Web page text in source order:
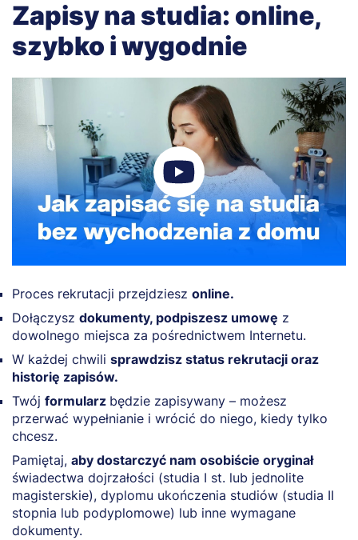
Zapisy na studia: online,
szybko i wygodnie
Proces rekrutacji przejdziesz online.
Dołączysz dokumenty, podpiszesz umowę z
dowolnego miejsca za pośrednictwem Internetu.
W każdej chwili sprawdzisz status rekrutacji oraz
historię zapisów.
Twój formularz będzie zapisywany – możesz
przerwać wypełnianie i wrócić do niego, kiedy tylko
chcesz.
Pamiętaj, aby dostarczyć nam osobiście oryginał
świadectwa dojrzałości (studia I st. lub jednolite
magisterskie), dyplomu ukończenia studiów (studia II
stopnia lub podyplomowe) lub inne wymagane
dokumenty.